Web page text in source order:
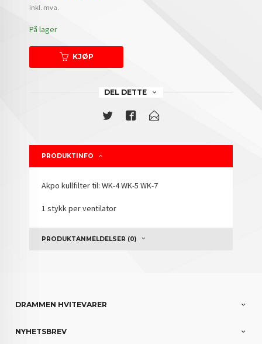
inkl. mva.
På lager
KJØP
DEL DETTE
PRODUKTINFO
Akpo kullfilter til: WK-4 WK-5 WK-7
1 stykk per ventilator
PRODUKTANMELDELSER (0)
DRAMMEN HVITEVARER
NYHETSBREV